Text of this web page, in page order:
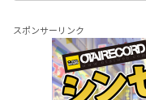
スポンサーリンク